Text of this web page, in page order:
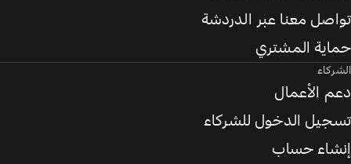
تواصل معنا عبر الدردشة
حماية المشتري
الشركاء
دعم الأعمال
تسجيل الدخول للشركاء
إنشاء حساب